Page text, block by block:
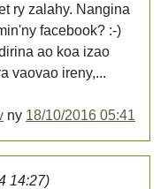
ry zalahy. Nangina
facebook? :-)
ao koa izao
vaovao ireny,...
ny 18/10/2016 05:41
14:27)